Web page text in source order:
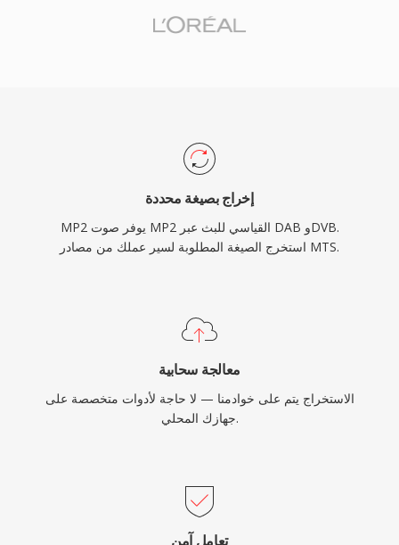
وهو أمر حيوي للإشارات عبر الهواء، وتأخير ترميز
إخراج بصيغة محددة
MP2 يوفر صوت MP2 القياسي للبث عبر DAB وDVB.
استخرج الصيغة المطلوبة لسير عملك من مصادر MTS.
معالجة سحابية
الاستخراج يتم على خوادمنا — لا حاجة لأدوات متخصصة على
جهازك المحلي.
تعامل آمن